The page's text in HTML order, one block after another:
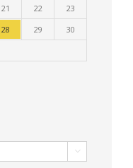
21 22
23
28 29
30
